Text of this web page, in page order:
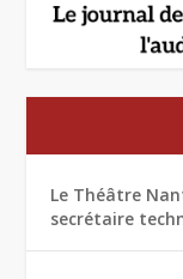
Le Théâtre
secrétaire